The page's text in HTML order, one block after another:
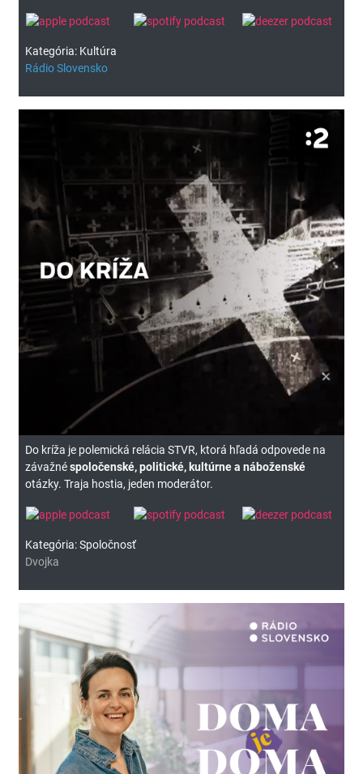
Kategória: Kultúra
Rádio Slovensko
Do kríža je polemická relácia STVR, ktorá hľadá odpovede na
závažnéspoločenské, politické, kultúrne a náboženské
otázky. Traja hostia, jeden moderátor.
Kategória: Spoločnosť
Dvojka